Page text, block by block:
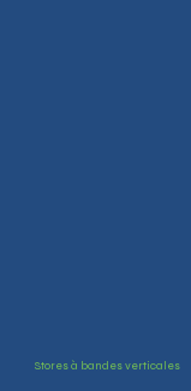
Stores à bandes verticales